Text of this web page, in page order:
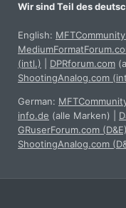
Wir sind Teil des
English:
(intl.)
DPRforum.com
ShootingAnalog.com
German:
info.de (alle Marken)
GRuserForum.com (D&E)
ShootingAnalog.com